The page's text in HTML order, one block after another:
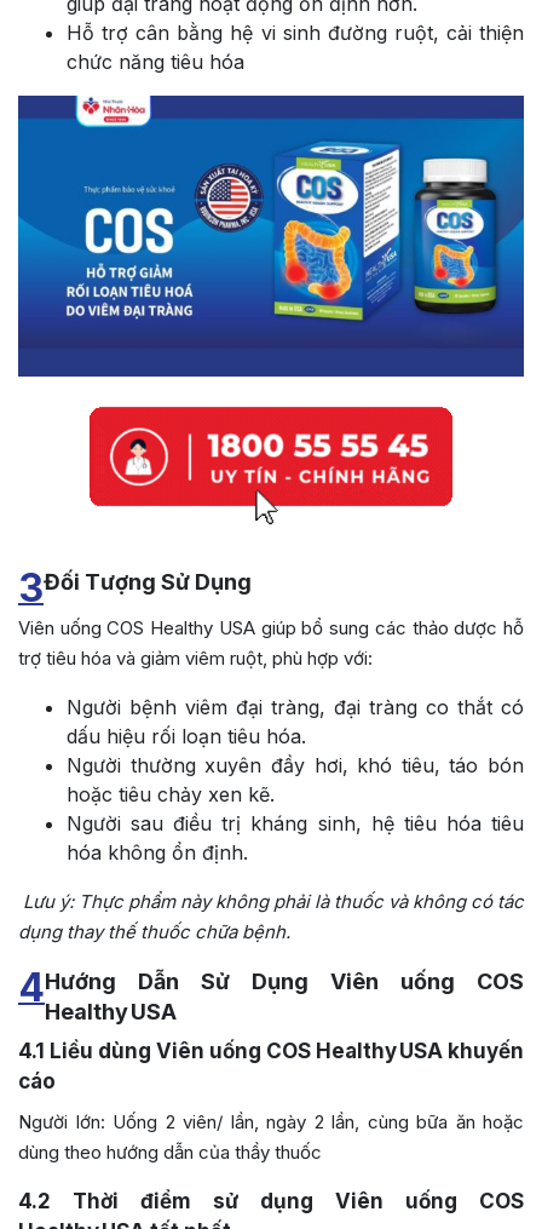
Hỗ trợ cân bằng hệ vi sinh đường ruột, cải thiện
chức năng tiêu hóa
3Đối Tượng Sử Dụng
Viên uống COS Healthy USA giúp bổ sung các thảo dược hỗ
trợ tiêu hóa và giảm viêm ruột, phù hợp với:
Người bệnh viêm đại tràng, đại tràng co thắt có
dấu hiệu rối loạn tiêu hóa.
Người thường xuyên đầy hơi, khó tiêu, táo bón
hoặc tiêu chảy xen kẽ.
Người sau điều trị kháng sinh, hệ tiêu hóa tiêu
hóa không ổn định.
Lưu ý: Thực phẩm này không phải là thuốc và không có tác
dụng thay thế thuốc chữa bệnh.
4Hướng Dẫn Sử Dụng Viên uống COS
Healthy USA
4.1 Liều dùng Viên uống COS Healthy USA khuyến
cáo
Người lớn: Uống 2 viên/ lần, ngày 2 lần, cùng bữa ăn hoặc
dùng theo hướng dẫn của thầy thuốc
4.2
Thời điểm sử dụng Viên uống COS